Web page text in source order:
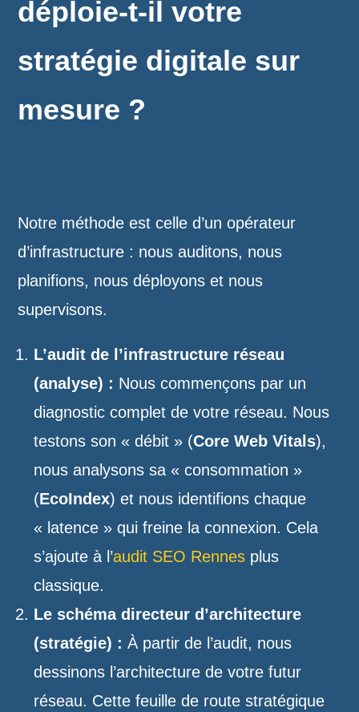
déploie-t-il votre
stratégie digitale sur
mesure ?
Notre méthode est celle d’un opérateur
d’infrastructure : nous auditons, nous
planifions, nous déployons et nous
supervisons.
L’audit de l’infrastructure réseau
(analyse) : Nous commençons par un
diagnostic complet de votre réseau. Nous
testons son « débit » (Core Web Vitals),
nous analysons sa « consommation »
(EcoIndex) et nous identifions chaque
« latence » qui freine la connexion. Cela
s’ajoute à l’audit SEO Rennes plus
classique.
Le schéma directeur d’architecture
(stratégie) : À partir de l’audit, nous
dessinons l’architecture de votre futur
réseau. Cette feuille de route stratégique